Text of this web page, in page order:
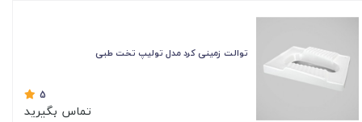
توالت زمینی کرد مدل تولیپ تخت طبی
5
تماس بگیرید